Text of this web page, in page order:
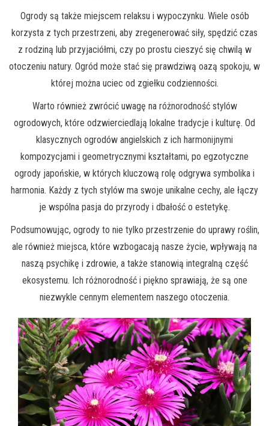
Ogrody są także miejscem relaksu i wypoczynku. Wiele osób
korzysta z tych przestrzeni, aby zregenerować siły, spędzić czas
z rodziną lub przyjaciółmi, czy po prostu cieszyć się chwilą w
otoczeniu natury. Ogród może stać się prawdziwą oazą spokoju, w
której można uciec od zgiełku codzienności.
Warto również zwrócić uwagę na różnorodność stylów
ogrodowych, które odzwierciedlają lokalne tradycje i kulturę. Od
klasycznych ogrodów angielskich z ich harmonijnymi
kompozycjami i geometrycznymi kształtami, po egzotyczne
ogrody japońskie, w których kluczową rolę odgrywa symbolika i
harmonia. Każdy z tych stylów ma swoje unikalne cechy, ale łączy
je wspólna pasja do przyrody i dbałość o estetykę.
Podsumowując, ogrody to nie tylko przestrzenie do uprawy roślin,
ale również miejsca, które wzbogacają nasze życie, wpływają na
naszą psychikę i zdrowie, a także stanowią integralną część
ekosystemu. Ich różnorodność i piękno sprawiają, że są one
niezwykle cennym elementem naszego otoczenia.